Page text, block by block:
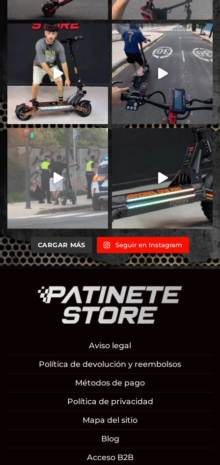
CARGAR MÁS Seguir en Instagram
Aviso legal
Política de devolución y reembolsos
Métodos de pago
Política de privacidad
Mapa del sitio
Blog
Acceso B2B